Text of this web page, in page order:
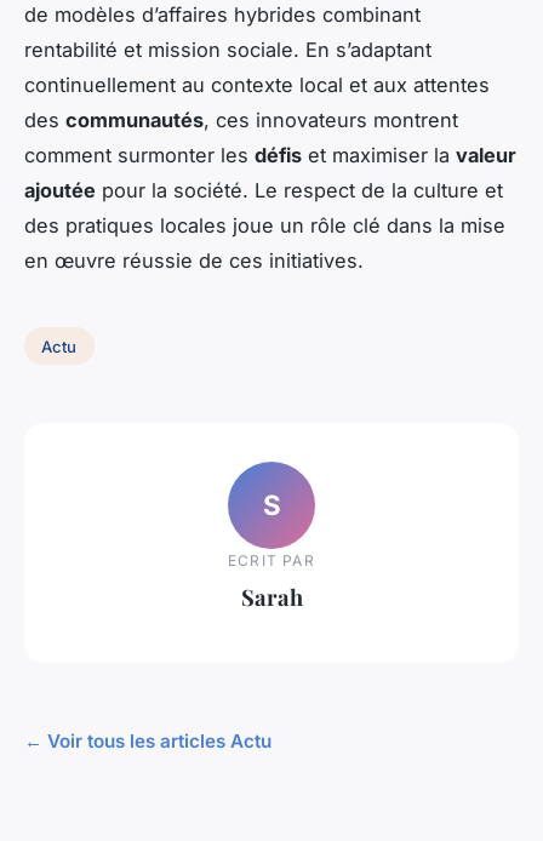
de modèles d’affaires hybrides combinant
rentabilité et mission sociale. En s’adaptant
continuellement au contexte local et aux attentes
des communautés, ces innovateurs montrent
comment surmonter les défis et maximiser la valeur
ajoutée pour la société. Le respect de la culture et
des pratiques locales joue un rôle clé dans la mise
en œuvre réussie de ces initiatives.
Actu
S
ECRIT PAR
Sarah
← Voir tous les articles Actu